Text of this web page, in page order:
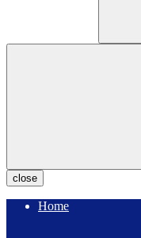
close
Home